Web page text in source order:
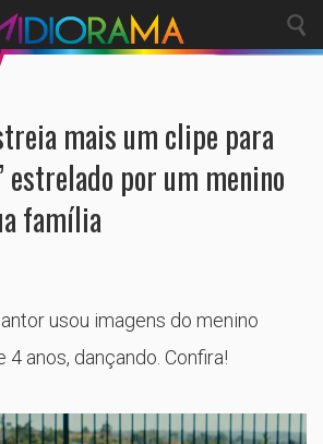
mais um clipe para
estrelado por um menino
família
usou imagens do menino
4 anos, dançando. Confira!